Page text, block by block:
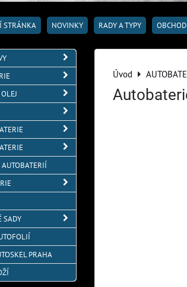
STRÁNKA NOVINKY RADY A TYPY
Úvod
SADY
PRAHA